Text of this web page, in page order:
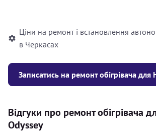
Ціни на ремонт і встановлення
в Черкасах
Записатись на ремонт обігрівача для
Відгуки про ремонт обігрівача
Odyssey